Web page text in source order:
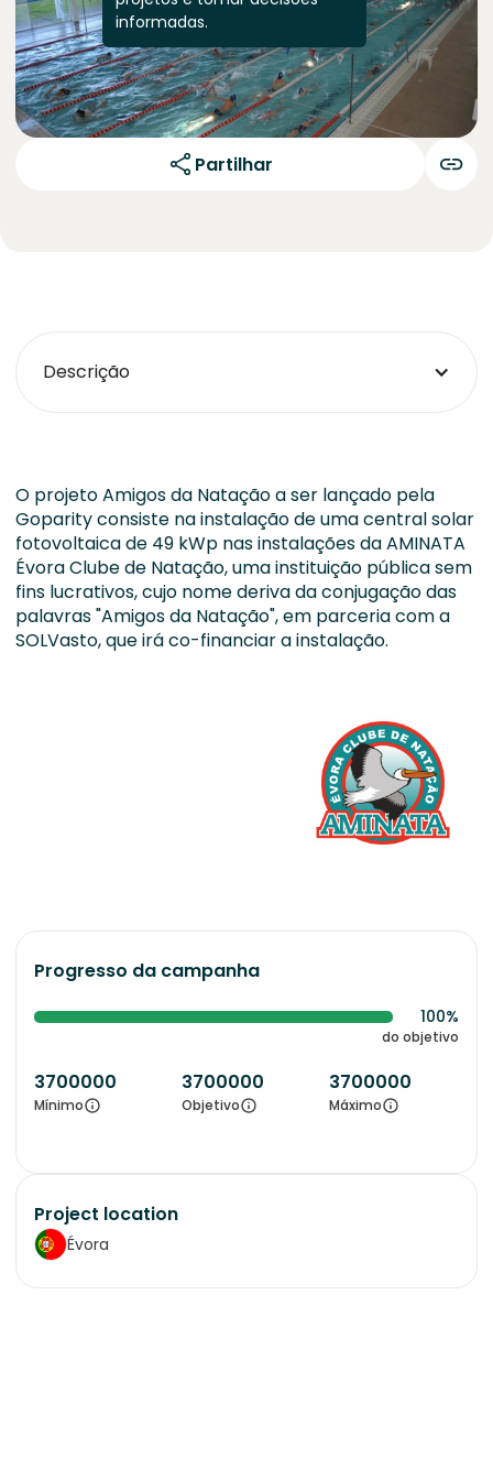
informadas.
Partilhar
Descrição
O projeto Amigos da Natação a ser lançado pela
Goparity consiste na instalação de uma central solar
fotovoltaica de 49 kWp nas instalações da AMINATA
Évora Clube de Natação, uma instituição pública sem
fins lucrativos, cujo nome deriva da conjugação das
palavras "Amigos da Natação", em parceria com a
SOLVasto, que irá co-financiar a instalação.
Progresso da campanha
100%
do objetivo
3700000
Mínimo
3700000
Objetivo
3700000
Máximo
Project location
Évora